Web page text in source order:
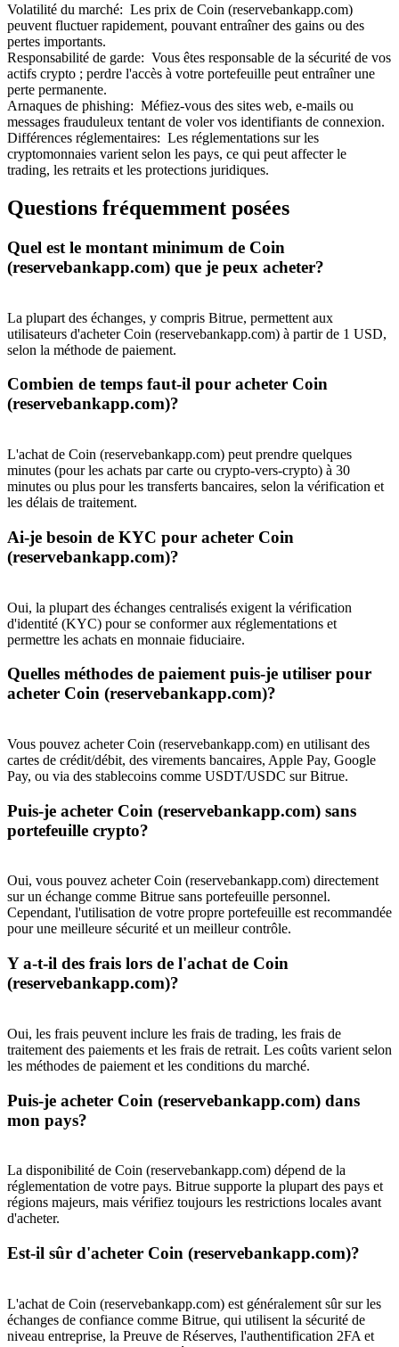
Deposit & Trade BTC to Share 25000 USDT prize pool!
Share 500000 CASHCAT prize pool
Exclusive for BitMart Users
Precious Metals Trading Carnival
Trade Gold & Silver · 33,333 USDT Bonus
USDT New User Exclusive 10% APR
USDT Flexible Staking | Daily Rewards
BTC Flexible Staking | Daily Rewards
Plus d'événements
Gagnez des prix et des récompenses exclusives
Se connecter
Se connecterS'inscrire
Centre de
récompenses
Volatilité du marché: Les prix de Coin (reservebankapp.com)
peuvent fluctuer rapidement, pouvant entraîner des gains ou des
pertes importants.
Responsabilité de garde: Vous êtes responsable de la sécurité de vos
actifs crypto ; perdre l'accès à votre portefeuille peut entraîner une
perte permanente.
Arnaques de phishing: Méfiez-vous des sites web, e-mails ou
messages frauduleux tentant de voler vos identifiants de connexion.
Différences réglementaires: Les réglementations sur les
cryptomonnaies varient selon les pays, ce qui peut affecter le
trading, les retraits et les protections juridiques.
Questions fréquemment posées
Quel est le montant minimum de Coin
(reservebankapp.com) que je peux acheter?
La plupart des échanges, y compris Bitrue, permettent aux
utilisateurs d'acheter Coin (reservebankapp.com) à partir de 1 USD,
selon la méthode de paiement.
Combien de temps faut-il pour acheter Coin
(reservebankapp.com)?
L'achat de Coin (reservebankapp.com) peut prendre quelques
minutes (pour les achats par carte ou crypto-vers-crypto) à 30
minutes ou plus pour les transferts bancaires, selon la vérification et
les délais de traitement.
Ai-je besoin de KYC pour acheter Coin
(reservebankapp.com)?
Oui, la plupart des échanges centralisés exigent la vérification
d'identité (KYC) pour se conformer aux réglementations et
permettre les achats en monnaie fiduciaire.
Quelles méthodes de paiement puis-je utiliser pour
acheter Coin (reservebankapp.com)?
Vous pouvez acheter Coin (reservebankapp.com) en utilisant des
cartes de crédit/débit, des virements bancaires, Apple Pay, Google
Pay, ou via des stablecoins comme USDT/USDC sur Bitrue.
Puis-je acheter Coin (reservebankapp.com) sans
portefeuille crypto?
Oui, vous pouvez acheter Coin (reservebankapp.com) directement
sur un échange comme Bitrue sans portefeuille personnel.
Cependant, l'utilisation de votre propre portefeuille est recommandée
pour une meilleure sécurité et un meilleur contrôle.
Y a-t-il des frais lors de l'achat de Coin
(reservebankapp.com)?
Oui, les frais peuvent inclure les frais de trading, les frais de
traitement des paiements et les frais de retrait. Les coûts varient selon
les méthodes de paiement et les conditions du marché.
Puis-je acheter Coin (reservebankapp.com) dans
mon pays?
La disponibilité de Coin (reservebankapp.com) dépend de la
réglementation de votre pays. Bitrue supporte la plupart des pays et
régions majeurs, mais vérifiez toujours les restrictions locales avant
d'acheter.
Est-il sûr d'acheter Coin (reservebankapp.com)?
L'achat de Coin (reservebankapp.com) est généralement sûr sur les
échanges de confiance comme Bitrue, qui utilisent la sécurité de
niveau entreprise, la Preuve de Réserves, l'authentification 2FA et